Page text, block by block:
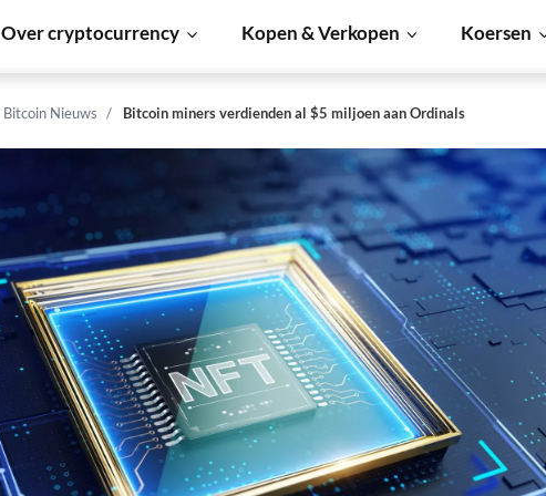
Over cryptocurrency Kopen & Verkopen Koersen
Bitcoin Nieuws Bitcoin miners verdienden al $5 miljoen aan Ordinals